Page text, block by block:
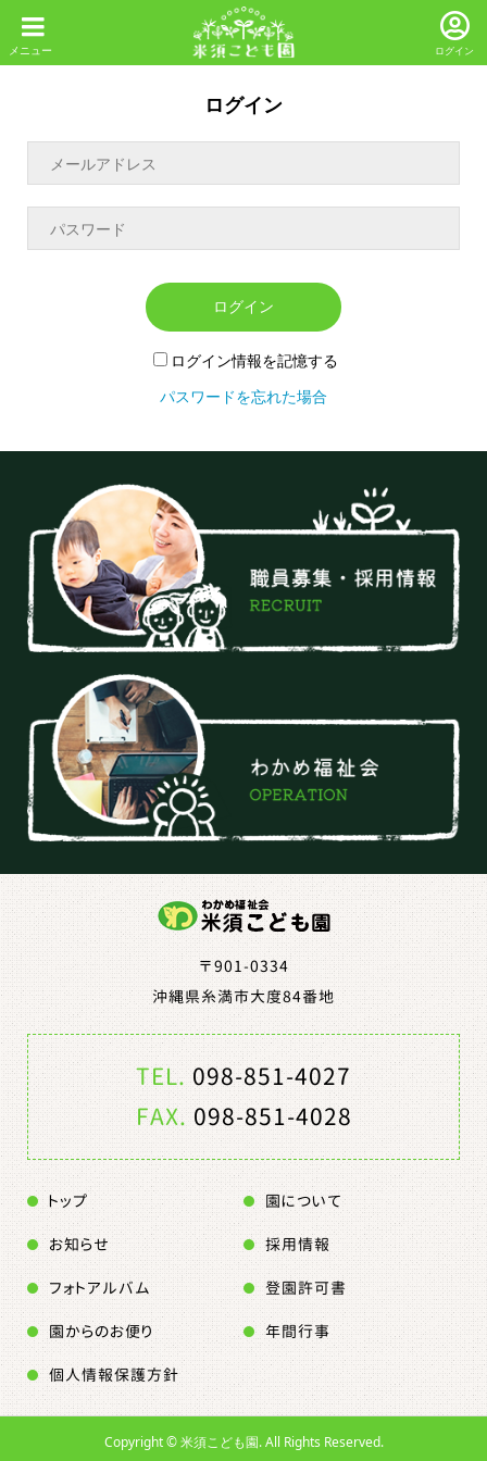
ログイン
ログイン
ログイン
ログイン情報を記憶する
パスワードを忘れた場合
〒901-0334
沖縄県糸満市大度84番地
TEL.098-851-4027
FAX.098-851-4028
トップ 園について
園からのお便り
お知らせ 採用情報
年間行事
フォトアルバム 登園許可書
個人情報保護方針
Copyright ©米須こども園. All Rights Reserved.